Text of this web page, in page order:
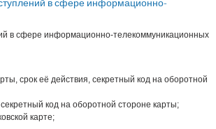
в сфере информационно-
в сфере информационно-телекоммуникационных
срок её действия, секретный код на оборотной
код на оборотной стороне карты;
карте;